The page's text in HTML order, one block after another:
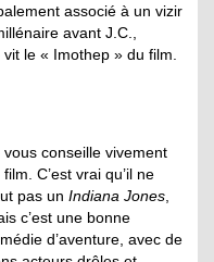
associé à un vizir
avant J.C.,
le « Imothep » du film.
vous conseille vivement
film. C’est vrai qu’il ne
pas un Indiana Jones
c’est une bonne
d’aventure, avec de